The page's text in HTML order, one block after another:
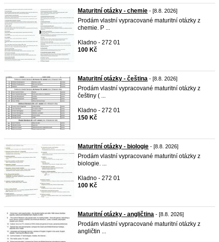
Maturitní otázky - chemie - [8.8. 2026]
Prodám vlastní vypracované maturitní otázky z
chemie. P ...
Kladno - 272 01
100 Kč
Maturitní otázky - čeština - [8.8. 2026]
Prodám vlastní vypracované maturitní otázky z
češtiny ( ...
Kladno - 272 01
150 Kč
Maturitní otázky - biologie - [8.8. 2026]
Prodám vlastní vypracované maturitní otázky z
biologie. ...
Kladno - 272 01
100 Kč
Maturitní otázky - angličtina - [8.8. 2026]
Prodám vlastní vypracované maturitní otázky z
angličtin ...